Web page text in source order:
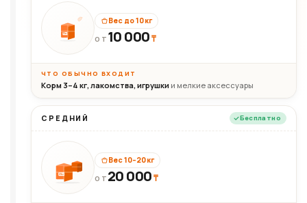
10кг
Вес до 10 кг
ОТ 10 000₸
ЧТО ОБЫЧНО ВХОДИТ
Корм 3–4 кг, лакомства, игрушки и мелкие аксессуары
СРЕДНИЙ Бесплатно
20кг
Вес 10–20 кг
ОТ 20 000₸